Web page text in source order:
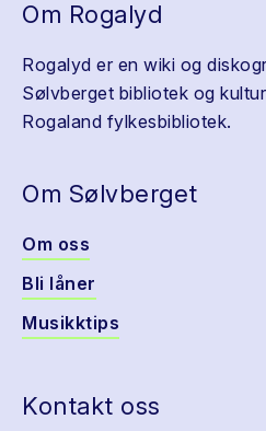
Om Rogalyd
Rogalyd er en wiki og
Sølvberget bibliotek og
Rogaland fylkesbibliotek.
Om Sølvberget
Om oss
Bli låner
Musikktips
Kontakt oss